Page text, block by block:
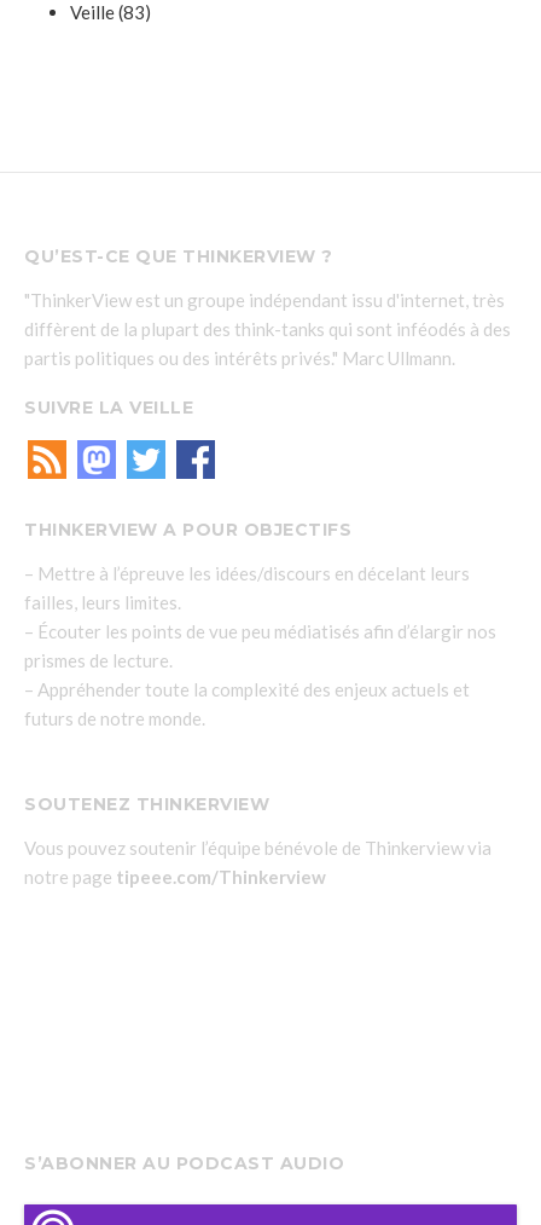
Veille(83)
QU’EST-CE QUE THINKERVIEW ?
"ThinkerView est un groupe indépendant issu d'internet, très
diffèrent de la plupart des think-tanks qui sont inféodés à des
partis politiques ou des intérêts privés." Marc Ullmann.
SUIVRE LA VEILLE
THINKERVIEW A POUR OBJECTIFS
– Mettre à l’épreuve les idées/discours en décelant leurs
failles, leurs limites.
– Écouter les points de vue peu médiatisés afin d’élargir nos
prismes de lecture.
– Appréhender toute la complexité des enjeux actuels et
futurs de notre monde.
SOUTENEZ THINKERVIEW
Vous pouvez soutenir l’équipe bénévole de Thinkerview via
notre page tipeee.com/Thinkerview
S’ABONNER AU PODCAST AUDIO